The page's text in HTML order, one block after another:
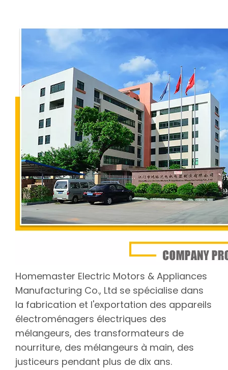
Homemaster Electric Motors & Appliances
Manufacturing Co., Ltd se spécialise dans
la fabrication et l'exportation des appareils
électroménagers électriques des
mélangeurs, des transformateurs de
nourriture, des mélangeurs à main, des
justiceurs pendant plus de dix ans.